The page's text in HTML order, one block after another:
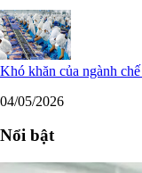
Khó khăn của ngành
04/05/2026
Nổi bật